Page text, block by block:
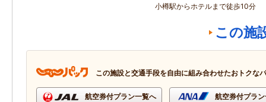
小樽駅からホテルまで徒歩10分
この施
この施設と交通手段を自由に組み合わせたおトクな
航空券付プラン一覧へ 航空券付プラ